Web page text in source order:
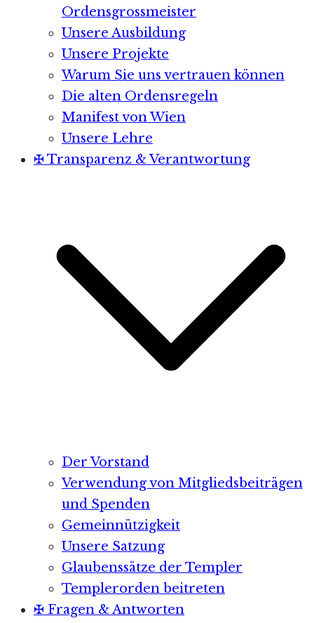
Ordensgrossmeister
Unsere Ausbildung
Unsere Projekte
Warum Sie uns vertrauen können
Die alten Ordensregeln
Manifest von Wien
Unsere Lehre
✠ Transparenz & Verantwortung
Der Vorstand
Verwendung von Mitgliedsbeiträgen
und Spenden
Gemeinnützigkeit
Unsere Satzung
Glaubenssätze der Templer
Templerorden beitreten
✠ Fragen & Antworten